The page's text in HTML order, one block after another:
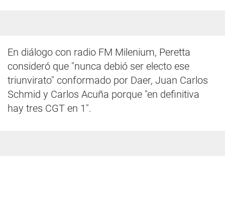
En diálogo con radio FM Milenium, Peretta
consideró que "nunca debió ser electo ese
triunvirato" conformado por Daer, Juan Carlos
Schmid y Carlos Acuña porque "en definitiva
hay tres CGT en 1".